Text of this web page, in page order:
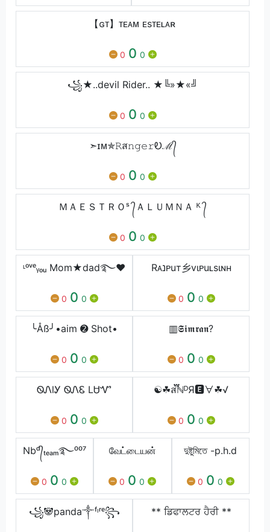
【ɢᴛ】ᴛᴇᴀᴍ ᴇsᴛᴇʟᴀʀ
0 0 0
꧁★..devil Rider.. ★╚»★«╝
0 0 0
➣ɪᴍ✯𝚁ส𝚗𝚐𝚎𝚛Ꭷℳ᭄
0 0 0
ＭＡＥＳＴＲＯˢ ᭄ㅤㅤＡＬＵＭＮＡ ᴷ ᭄
0 0 0
ᶫᵒᵛᵉᵧₒᵤ Mom★dad࿐♥
0 0 0
Rᴀנᴘuт乡vιᴘuʟsιɴн
0 0 0
╰Åß╯•aim ➋ Shot•
0 0 0
▥𝕾𝖎𝖒𝖗𝖆𝖓?
0 0 0
ᏫᏁlᎩ ᏫᏁᏋ LᏌᏉ
0 0 0
☯☘ส፝֟ℕᴰЯ🅴∀☘√
0 0 0
Nbᵈ᭄ₜₑₐₘ࿐⁰⁰⁷
0 0 0
வேட்டையன்
0 0 0
দুষ্টুমিতে -p.h.d
0 0 0
꧁🐼panda༒ᶠᶥʳᵉ꧂ ** ਡਿਫਾਲਟਰ ਹੈਰੀ **